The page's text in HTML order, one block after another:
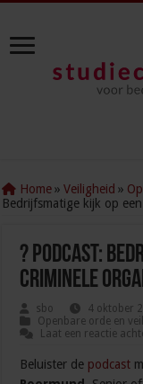
Home » Veiligheid »
Bedrijfsmatige kijk op
? Podcast:
criminele
sbo
4 oktober
Openbare orde en
Laat een reactie
Beluister de podcast